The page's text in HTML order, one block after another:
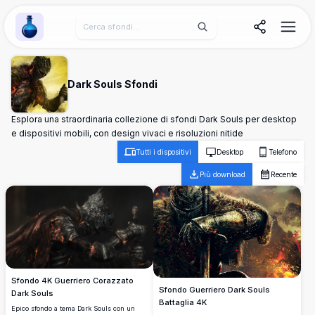
Wallpaper Alchemy
Dark Souls Sfondi
Esplora una straordinaria collezione di sfondi Dark Souls per desktop
e dispositivi mobili, con design vivaci e risoluzioni nitide
Tutti i dispositivi Desktop Telefono
Più download Recente
Sfondo 4K Guerriero Corazzato
Dark Souls
Epico sfondo a tema Dark Souls con un
Sfondo Guerriero Dark Souls
Battaglia 4K